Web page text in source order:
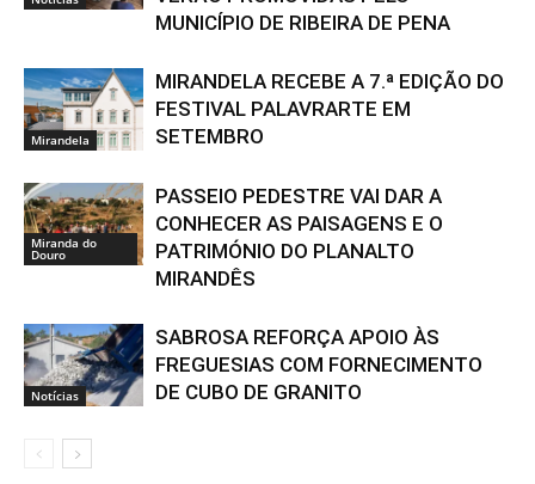
MUNICÍPIO DE RIBEIRA DE PENA
Mirandela
MIRANDELA RECEBE A 7.ª EDIÇÃO DO
FESTIVAL PALAVRARTE EM
SETEMBRO
Miranda do
Douro
PASSEIO PEDESTRE VAI DAR A
CONHECER AS PAISAGENS E O
PATRIMÓNIO DO PLANALTO
MIRANDÊS
Notícias
SABROSA REFORÇA APOIO ÀS
FREGUESIAS COM FORNECIMENTO
DE CUBO DE GRANITO